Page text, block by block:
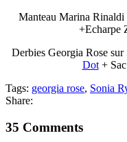
Manteau Marina
+Echarpe
Derbies Georgia Rose sur
Dot+ Sac
Tags: georgia rose, Sonia
Share:
35 Comments